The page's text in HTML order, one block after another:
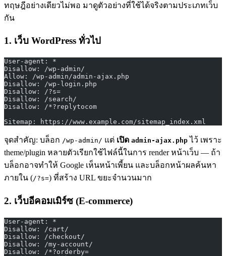
ทฤษฎีอย่างเดียวไม่พอ มาดูตัวอย่างที่ใช้ได้จริงตามประเภทเว็บ
กัน
1. เว็บ WordPress ทั่วไป
User-agent: *
Disallow: /wp-admin/
Allow: /wp-admin/admin-ajax.php
Disallow: /wp-login.php
Disallow: /?s=
Disallow: /search/
Disallow: /*?replytocom
Sitemap: https://www.example.com/sitemap_index.xml
จุดสำคัญ: บล็อก /wp-admin/ แต่ เปิด admin-ajax.php ไว้ เพราะ
theme/plugin หลายตัวเรียกใช้ไฟล์นี้ในการ render หน้าเว็บ — ถ้า
บล็อกอาจทำให้ Google เห็นหน้าเพี้ยน และบล็อกหน้าผลค้นหา
ภายใน (/?s=) ที่สร้าง URL ขยะจำนวนมาก
2. เว็บอีคอมเมิร์ซ (E-commerce)
User-agent: *
Disallow: /cart/
Disallow: /checkout/
Disallow: /my-account/
Disallow: /*?orderby=